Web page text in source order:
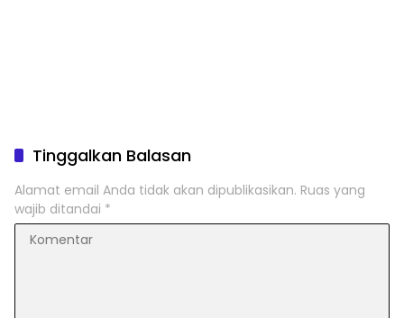
Tinggalkan Balasan
Alamat email Anda tidak akan dipublikasikan. Ruas yang
wajib ditandai *